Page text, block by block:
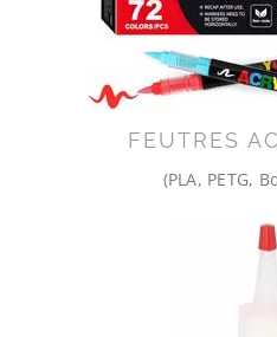
FEUTRES
(PLA, PETG,